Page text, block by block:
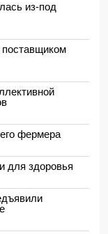
из-под
фермера
для здоровья